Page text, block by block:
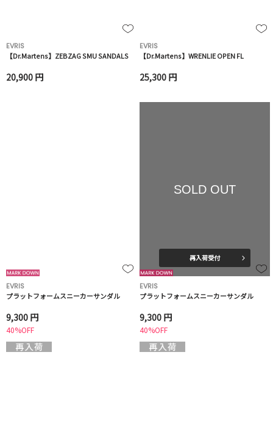
EVRIS
【Dr.Martens】ZEBZAG SMU SANDALS
20,900 円
EVRIS
【Dr.Martens】WRENLIE OPEN FL
25,300 円
EVRIS
プラットフォームスニーカーサンダル
9,300 円
40%OFF
SOLD OUT
再入荷受付
EVRIS
プラットフォームスニーカーサンダル
9,300 円
40%OFF